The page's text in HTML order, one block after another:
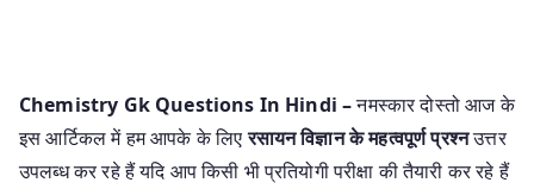
Chemistry Gk Questions In Hindi –नमस्कार दोस्तो आज के
इस आर्टिकल में हम आपके के लिएरसायन विज्ञान के महत्वपूर्ण प्रश्नउत्तर
उपलब्ध कर रहे हैं यदि आप किसी भी प्रतियोगी परीक्षा की तैयारी कर रहे हैं